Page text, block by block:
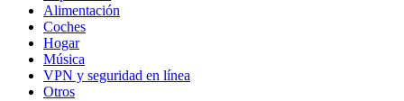
Alimentación
Coches
Hogar
Música
VPN y seguridad en línea
Otros